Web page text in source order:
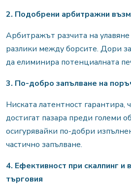
2. Подобрени арбитражни
Арбитражът разчита на
разлики между борсите. Дори
да елиминира потенциалната
3. По-добро запълване на
Ниската латентност гарантира,
достигат пазара преди големи
осигурявайки по-добри
частично запълване.
4. Ефективност при скалпинг и
търговия